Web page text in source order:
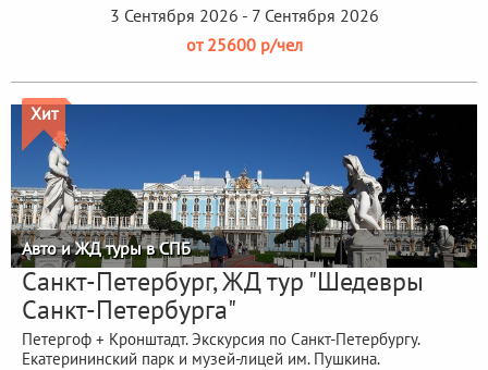
3 Сентября 2026 - 7 Сентября 2026
от 25600 р/чел
Хит
Авто и ЖД туры в СПБ
Санкт-Петербург, ЖД тур "Шедевры
Санкт-Петербурга"
Петергоф + Кронштадт. Экскурсия по Санкт-Петербургу.
Екатерининский парк и музей-лицей им. Пушкина.